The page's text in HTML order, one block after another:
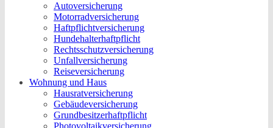
Autoversicherung
Motorradversicherung
Haftpflichtversicherung
Hundehalterhaftpflicht
Rechtsschutzversicherung
Unfallversicherung
Reiseversicherung
Wohnung und Haus
Hausratversicherung
Gebäudeversicherung
Grundbesitzerhaftpflicht
Photovoltaikversicherung